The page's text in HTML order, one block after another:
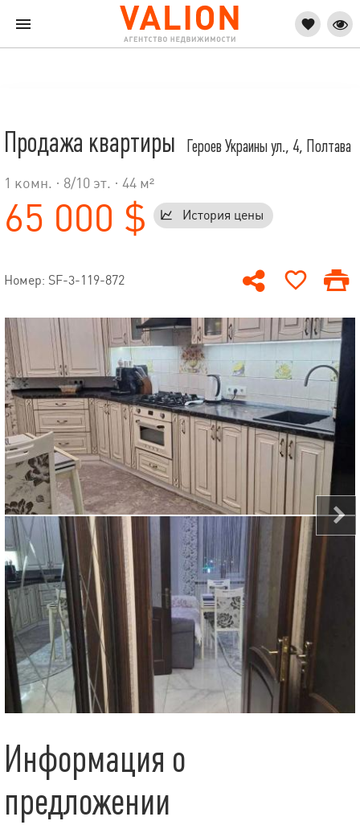
Продажа квартиры Героев Украины ул., 4, Полтава
1 комн. · 8/10 эт. · 44 м²
65 000 $ История цены
Номер: SF-3-119-872
Информация о
предложении